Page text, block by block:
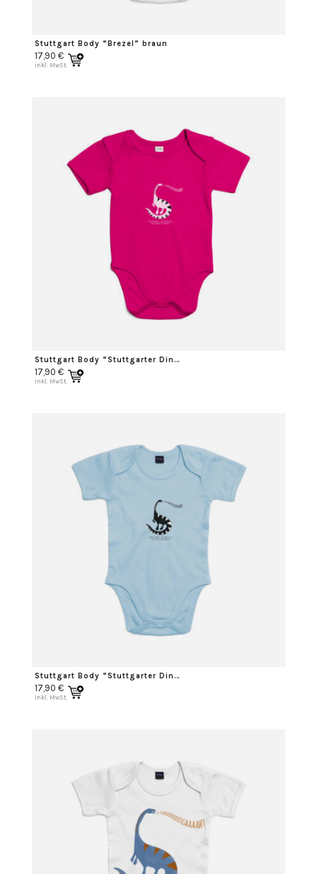
Stuttgart Body “Brezel” braun
17,90 €
inkl. MwSt.
Stuttgart Body “Stuttgarter Dino” weiß
17,90 €
inkl. MwSt.
Stuttgart Body “Stuttgarter Dino” schwarz
17,90 €
inkl. MwSt.